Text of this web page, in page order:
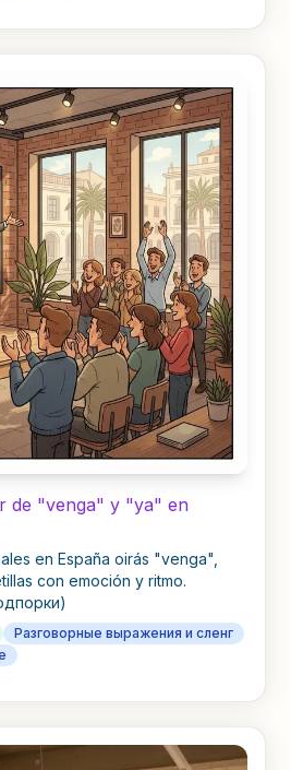
de "venga" y "ya" en
en España oirás "venga",
con emoción y ritmo.
Разговорные выражения и сленг